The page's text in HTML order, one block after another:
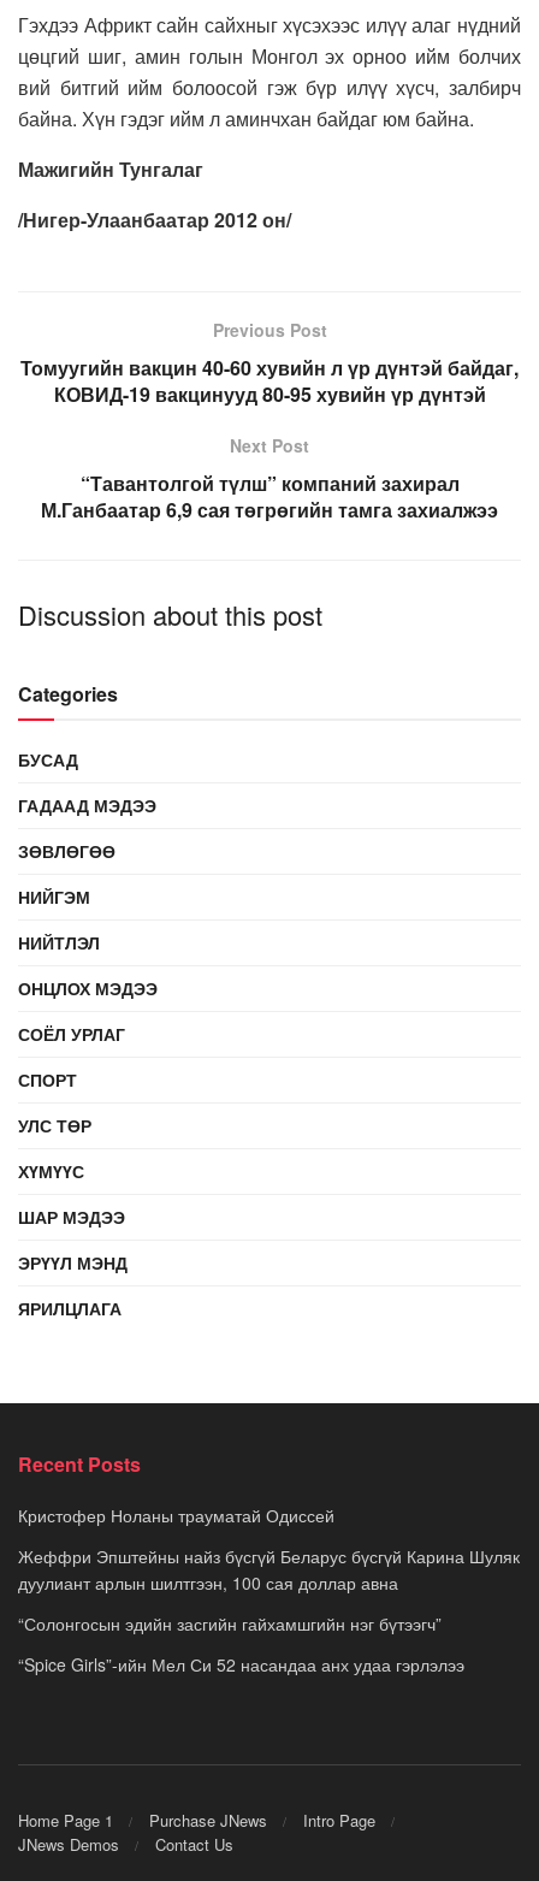
Гэхдээ Африкт сайн сайхныг хүсэхээс илүү алаг нүдний
цөцгий шиг, амин голын Монгол эх орноо ийм болчих
вий битгий ийм болоосой гэж бүр илүү хүсч, залбирч
байна. Хүн гэдэг ийм л аминчхан байдаг юм байна.
Мажигийн Тунгалаг
/Нигер-Улаанбаатар 2012 он/
Previous Post
Томуугийн вакцин 40-60 хувийн л үр дүнтэй байдаг,
КОВИД-19 вакцинууд 80-95 хувийн үр дүнтэй
Next Post
“Тавантолгой түлш” компаний захирал
М.Ганбаатар 6,9 сая төгрөгийн тамга захиалжээ
Discussion about this post
Categories
БУСАД
ГАДААД МЭДЭЭ
ЗӨВЛӨГӨӨ
НИЙГЭМ
НИЙТЛЭЛ
ОНЦЛОХ МЭДЭЭ
СОЁЛ УРЛАГ
СПОРТ
УЛС ТӨР
ХҮМҮҮС
ШАР МЭДЭЭ
ЭРҮҮЛ МЭНД
ЯРИЛЦЛАГА
Recent Posts
Кристофер Ноланы трауматай Одиссей
Жеффри Эпштейны найз бүсгүй Беларус бүсгүй Карина Шуляк
дуулиант арлын шилтгээн, 100 сая доллар авна
“Солонгосын эдийн засгийн гайхамшгийн нэг бүтээгч”
“Spice Girls”-ийн Мел Си 52 насандаа анх удаа гэрлэлээ
Home Page 1 Purchase JNews
Intro Page
JNews Demos
Contact Us